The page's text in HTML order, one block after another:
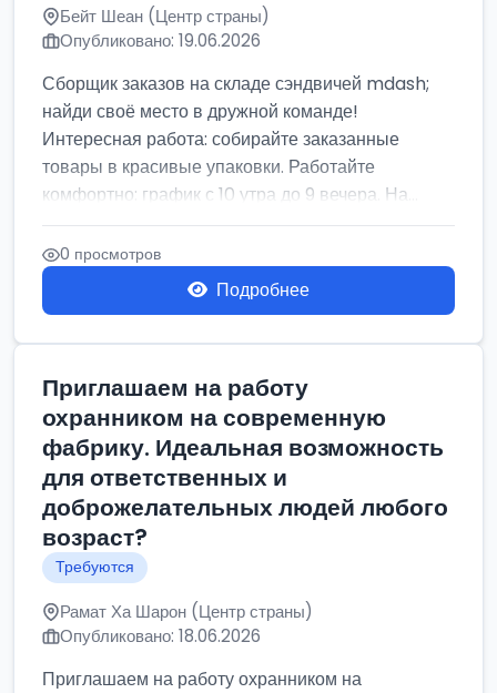
Бейт Шеан (Центр страны)
Опубликовано: 19.06.2026
Сборщик заказов на складе сэндвичей mdash;
найди своё место в дружной команде!
Интересная работа: собирайте заказанные
товары в красивые упаковки. Работайте
комфортно: график с 10 утра до 9 вечера. На...
0 просмотров
Подробнее
Приглашаем на работу
охранником на современную
фабрику. Идеальная возможность
для ответственных и
доброжелательных людей любого
возраст?
Требуются
Рамат Ха Шарон (Центр страны)
Опубликовано: 18.06.2026
Приглашаем на работу охранником на